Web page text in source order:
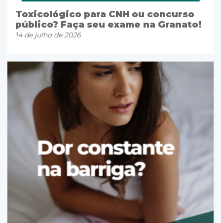
Toxicológico para CNH ou concurso
público? Faça seu exame na Granato!
14 de julho de 2026